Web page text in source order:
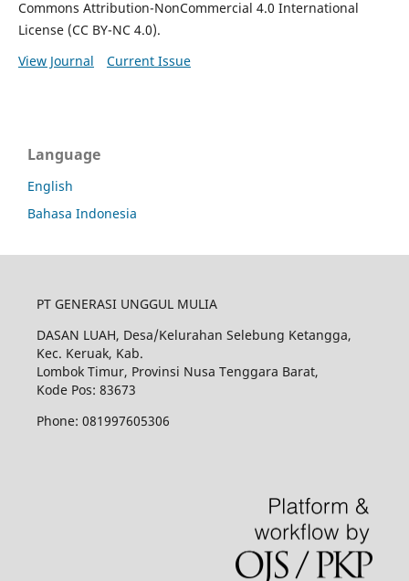
Commons Attribution-NonCommercial 4.0 International
License (CC BY-NC 4.0).
View Journal
Current Issue
Language
English
Bahasa Indonesia
PT GENERASI UNGGUL MULIA
DASAN LUAH, Desa/Kelurahan Selebung Ketangga,
Kec. Keruak, Kab.
Lombok Timur, Provinsi Nusa Tenggara Barat,
Kode Pos: 83673
Phone: 081997605306